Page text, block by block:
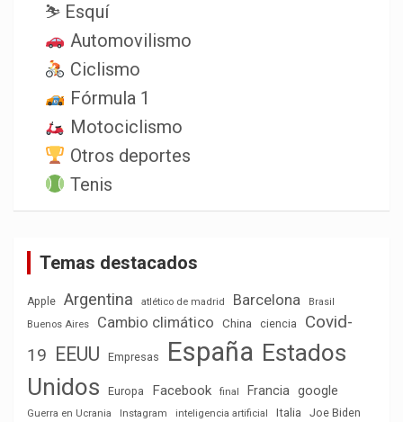
⛷️ Esquí
Automovilismo
Ciclismo
Fórmula 1
Motociclismo
Otros deportes
Tenis
Temas destacados
Apple Argentina atlético de madrid Barcelona
Brasil
Buenos Aires
Cambio climático China ciencia
Covid-
19
EEUU Empresas España Estados
Unidos
Europa Facebook final Francia google
Guerra en Ucrania Instagram inteligencia artificial Italia Joe Biden